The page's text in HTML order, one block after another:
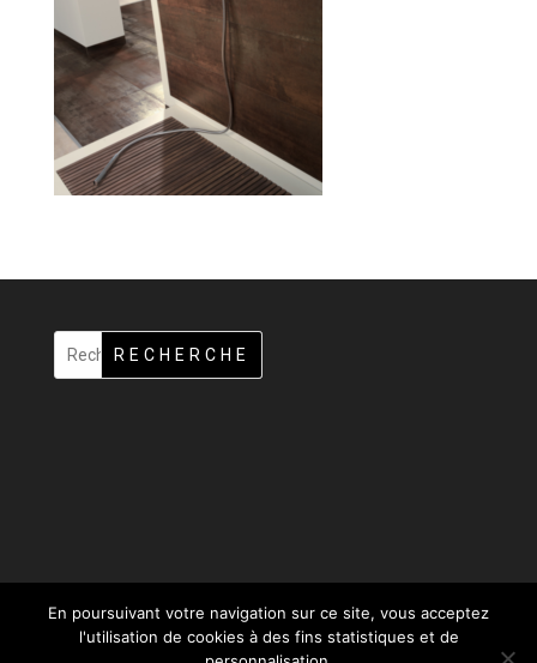
RECHERCHE
En poursuivant votre navigation sur ce site, vous acceptez
l'utilisation de cookies à des fins statistiques et de